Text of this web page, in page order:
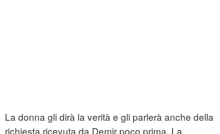
La donna gli dirà la verità e gli parlerà anche della
richiesta ricevuta da Demir poco prima. La